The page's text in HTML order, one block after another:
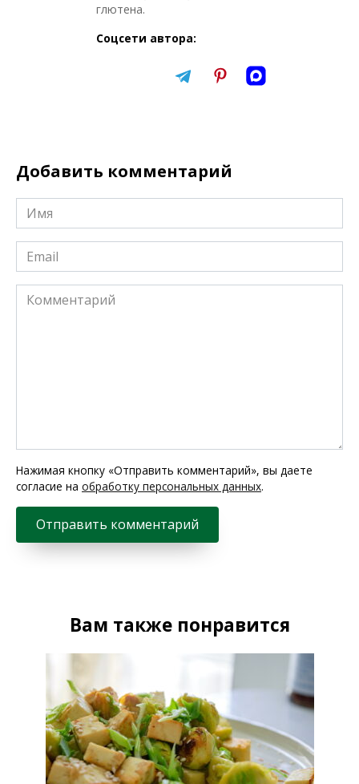
глютена.
Соцсети автора:
Добавить комментарий
Имя
*
Email
*
Комментарий
Нажимая кнопку «Отправить комментарий», вы даете
согласие на обработку персональных данных.
Вам также понравится